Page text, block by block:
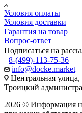
Условия оплаты
Условия доставки
Гарантия на товар
Вопрос-ответ
Подписаться на
8-(499)-113-75-36
info@docke.market
Центральная
Троицкий
2026 © Информация